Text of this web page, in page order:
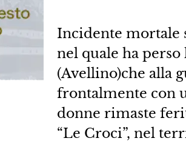
Incidente mortale
nel quale ha
(Avellino)che alla
frontalmente con
donne rimaste
“Le Croci”, nel